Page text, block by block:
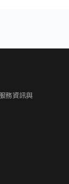
務資訊與